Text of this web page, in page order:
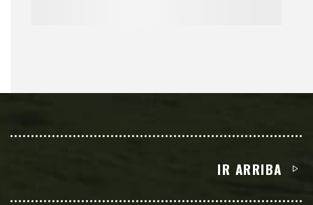
IR ARRIBA